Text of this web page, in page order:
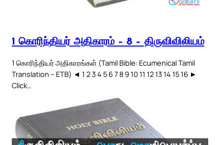
1 கொரிந்தியர் அதிகாரம் – 8 – திருவிவிலியம்
1 கொரிந்தியர் அதிகாரங்கள் (Tamil Bible: Ecumenical Tamil
Translation – ETB) ◄ 1 2 3 4 5 6 7 8 9 10 11 12 13 14 15 16 ►
Click…